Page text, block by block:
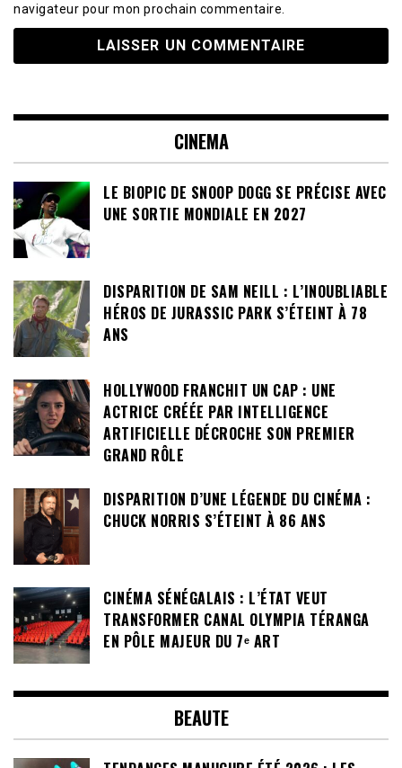
navigateur pour mon prochain commentaire.
CINEMA
LE BIOPIC DE SNOOP DOGG SE PRÉCISE AVEC
UNE SORTIE MONDIALE EN 2027
DISPARITION DE SAM NEILL : L’INOUBLIABLE
HÉROS DE JURASSIC PARK S’ÉTEINT À 78
ANS
HOLLYWOOD FRANCHIT UN CAP : UNE
ACTRICE CRÉÉE PAR INTELLIGENCE
ARTIFICIELLE DÉCROCHE SON PREMIER
GRAND RÔLE
DISPARITION D’UNE LÉGENDE DU CINÉMA :
CHUCK NORRIS S’ÉTEINT À 86 ANS
CINÉMA SÉNÉGALAIS : L’ÉTAT VEUT
TRANSFORMER CANAL OLYMPIA TÉRANGA
EN PÔLE MAJEUR DU 7ᵉ ART
BEAUTE